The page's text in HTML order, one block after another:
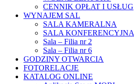
CENNIK OPŁAT I USŁUG
WYNAJEM SAL
SALA KAMERALNA
SALA KONFERENCYJNA
Sala – Filia nr 2
Sala – Filia nr 6
GODZINY OTWARCIA
FOTORELACJE
KATALOG ONLINE